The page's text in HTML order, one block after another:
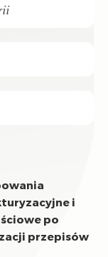
i
po
przepisów